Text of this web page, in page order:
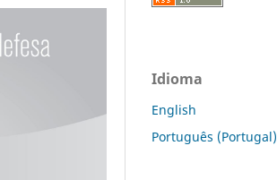
Idioma
English
Português (Portugal)